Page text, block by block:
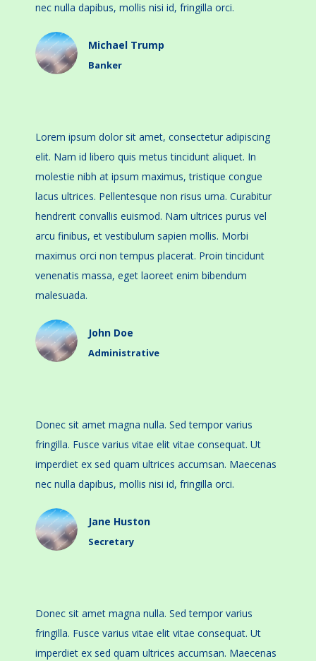
nec nulla dapibus, mollis nisi id, fringilla orci.
Michael Trump
Banker
Lorem ipsum dolor sit amet, consectetur adipiscing
elit. Nam id libero quis metus tincidunt aliquet. In
molestie nibh at ipsum maximus, tristique congue
lacus ultrices. Pellentesque non risus urna. Curabitur
hendrerit convallis euismod. Nam ultrices purus vel
arcu finibus, et vestibulum sapien mollis. Morbi
maximus orci non tempus placerat. Proin tincidunt
venenatis massa, eget laoreet enim bibendum
malesuada.
John Doe
Administrative
Donec sit amet magna nulla. Sed tempor varius
fringilla. Fusce varius vitae elit vitae consequat. Ut
imperdiet ex sed quam ultrices accumsan. Maecenas
nec nulla dapibus, mollis nisi id, fringilla orci.
Jane Huston
Secretary
Donec sit amet magna nulla. Sed tempor varius
fringilla. Fusce varius vitae elit vitae consequat. Ut
imperdiet ex sed quam ultrices accumsan. Maecenas